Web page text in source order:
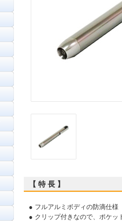
【 特 長 】
● フルアルミボディの防滴仕様
● クリップ付きなので、ポケッ